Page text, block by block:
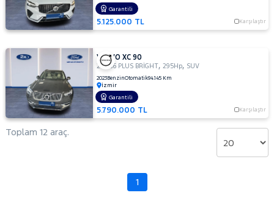
5.125.000 TL Karşılaştır
Garantili
VOLVO XC 90
2.0 B6 PLUS BRİGHT,295Hp, SUV
2023BenzinOtomatik94.145 Km
İzmir
5.790.000 TL Karşılaştır
Garantili
Toplam 12 araç.
1